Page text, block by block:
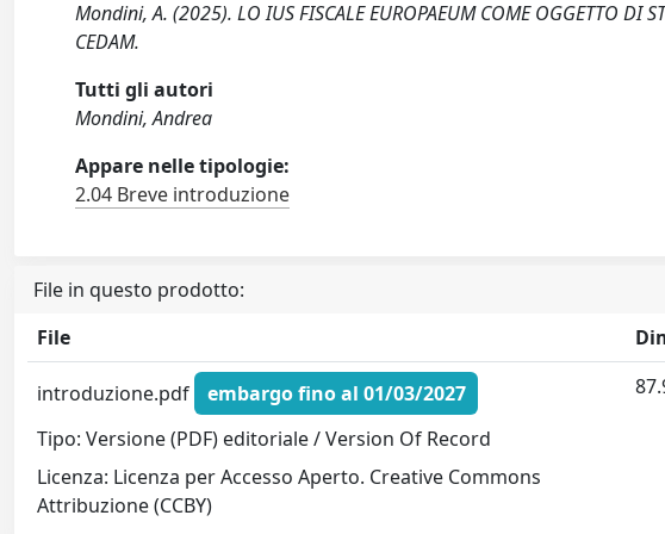
Mondini, A. (2025). LO IUS FISCALE EUROPAEUM COME OGGETTO
CEDAM.
Tutti gli autori
Mondini, Andrea
Appare nelle tipologie:
2.04 Breve introduzione
File in questo prodotto:
File
introduzione.pdf
embargo fino al 01/03/2027
Tipo: Versione (PDF) editoriale / Version Of Record
Licenza: Licenza per Accesso Aperto. Creative Commons
Attribuzione (CCBY)